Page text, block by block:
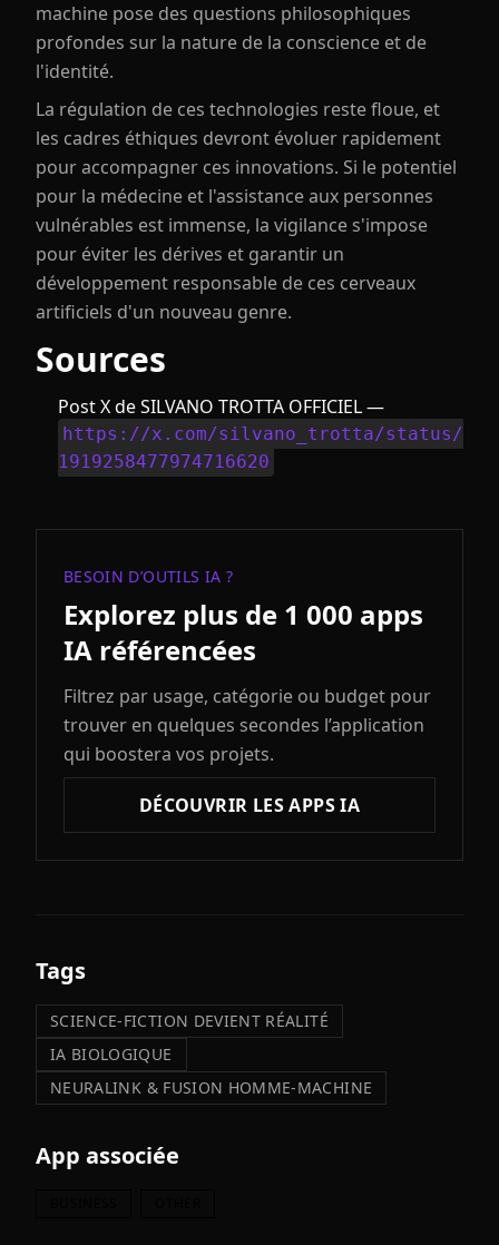
machine pose des questions philosophiques
profondes sur la nature de la conscience et de
l'identité.
La régulation de ces technologies reste floue, et
les cadres éthiques devront évoluer rapidement
pour accompagner ces innovations. Si le potentiel
pour la médecine et l'assistance aux personnes
vulnérables est immense, la vigilance s'impose
pour éviter les dérives et garantir un
développement responsable de ces cerveaux
artificiels d'un nouveau genre.
Sources
Post X de SILVANO TROTTA OFFICIEL —
https://x.com/silvano_trotta/status/
1919258477974716620
BESOIN D’OUTILS IA ?
Explorez plus de 1 000 apps
IA référencées
Filtrez par usage, catégorie ou budget pour
trouver en quelques secondes l’application
qui boostera vos projets.
DÉCOUVRIR LES APPS IA
Tags
SCIENCE-FICTION DEVIENT RÉALITÉ
IA BIOLOGIQUE
NEURALINK & FUSION HOMME-MACHINE
App associée